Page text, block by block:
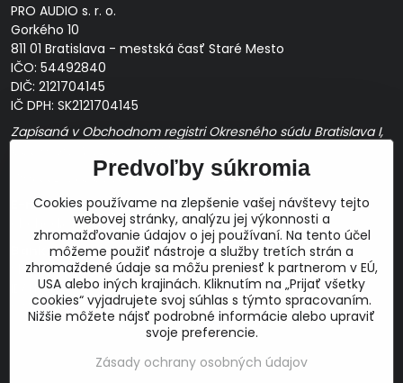
PRO AUDIO s. r. o.
Gorkého 10
811 01 Bratislava - mestská časť Staré Mesto
IČO: 54492840
DIČ: 2121704145
IČ DPH: SK2121704145
Zapísaná v Obchodnom registri Okresného súdu Bratislava I,
Prevádzková doba: pracovné dni10:00 - 14:00
E-mail:
obchod@proaudio.sk
Bankové spojenie:
Slovenská sporiteľňa, a.s.
IBAN: SK48 0900 0000 0051 9050 9782
SWIFT: GIBASKBX
Predvoľby súkromia
Cookies používame na zlepšenie vašej návštevy tejto
webovej stránky, analýzu jej výkonnosti a
zhromažďovanie údajov o jej používaní. Na tento účel
môžeme použiť nástroje a služby tretích strán a
zhromaždené údaje sa môžu preniesť k partnerom v EÚ,
USA alebo iných krajinách. Kliknutím na „Prijať všetky
cookies“ vyjadrujete svoj súhlas s týmto spracovaním.
Nižšie môžete nájsť podrobné informácie alebo upraviť
svoje preferencie.
Zásady ochrany osobných údajov